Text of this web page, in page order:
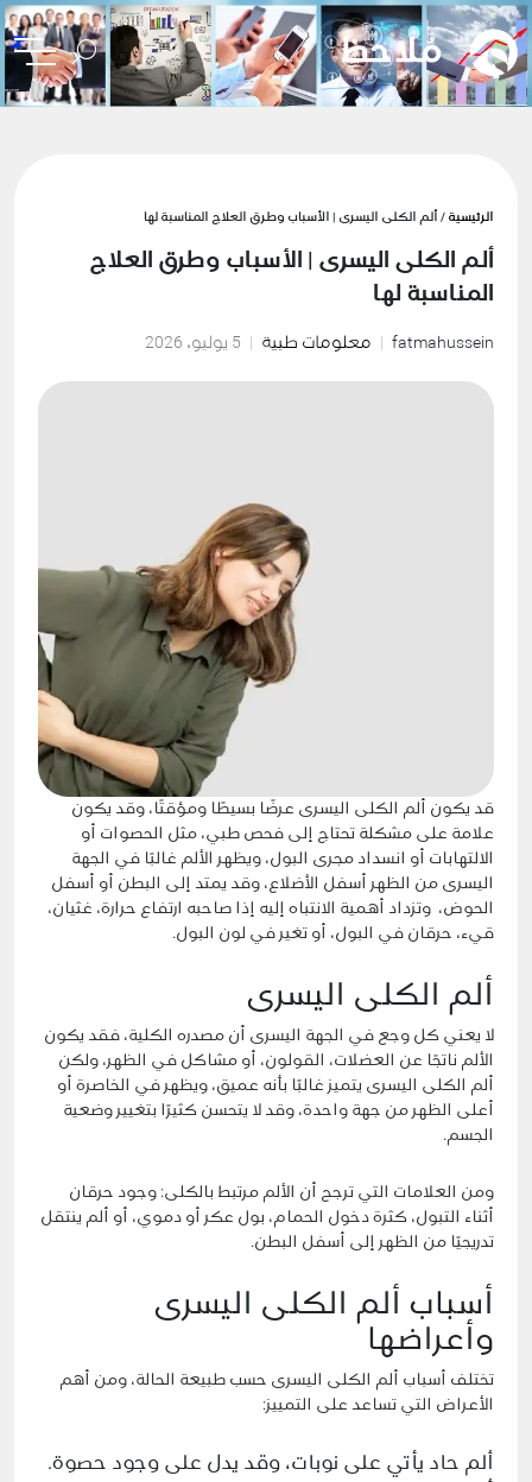
الرئيسية / ألم الكلى اليسرى | الأسباب وطرق العلاج المناسبة لها
ألم الكلى اليسرى | الأسباب وطرق العلاج
المناسبة لها
fatmahussein معلومات طبية 5 يوليو، 2026
قد يكون ألم الكلى اليسرى عرضًا بسيطًا ومؤقتًا، وقد يكون
علامة على مشكلة تحتاج إلى فحص طبي، مثل الحصوات أو
الالتهابات أو انسداد مجرى البول، ويظهر الألم غالبًا في الجهة
اليسرى من الظهر أسفل الأضلاع، وقد يمتد إلى البطن أو أسفل
الحوض، وتزداد أهمية الانتباه إليه إذا صاحبه ارتفاع حرارة، غثيان،
قيء، حرقان في البول، أو تغير في لون البول.
ألم الكلى اليسرى
لا يعني كل وجع في الجهة اليسرى أن مصدره الكلية، فقد يكون
الألم ناتجًا عن العضلات، القولون، أو مشاكل في الظهر، ولكن
ألم الكلى اليسرى يتميز غالبًا بأنه عميق، ويظهر في الخاصرة أو
أعلى الظهر من جهة واحدة، وقد لا يتحسن كثيرًا بتغيير وضعية
الجسم.
ومن العلامات التي ترجح أن الألم مرتبط بالكلى: وجود حرقان
أثناء التبول، كثرة دخول الحمام، بول عكر أو دموي، أو ألم ينتقل
تدريجيًا من الظهر إلى أسفل البطن.
أسباب ألم الكلى اليسرى
وأعراضها
تختلف أسباب ألم الكلى اليسرى حسب طبيعة الحالة، ومن أهم
الأعراض التي تساعد على التمييز:
ألم حاد يأتي على نوبات، وقد يدل على وجود حصوة.